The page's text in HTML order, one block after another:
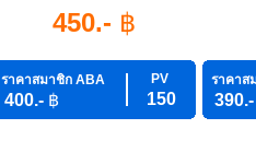
450.- ฿
ราคาสมาชิก ABA PV
400.- ฿ 150
ราคาส